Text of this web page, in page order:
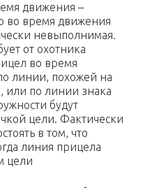
движения –
во время движения
невыполнимая.
от охотника
во время
линии, похожей на
или по линии знака
будут
цели. Фактически
в том, что
линия прицела
цели